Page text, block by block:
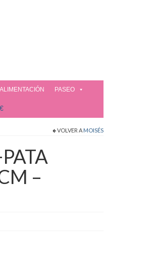
ALIMENTACIÓN PASEO
VOLVER A MOISÉS
–